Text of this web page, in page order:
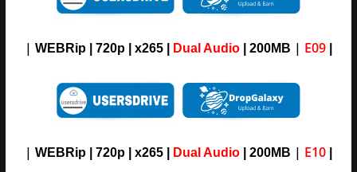
| WEBRip | 720p | x265 | Dual Audio | 200MB | E09
| WEBRip | 720p | x265 | Dual Audio | 200MB | E10